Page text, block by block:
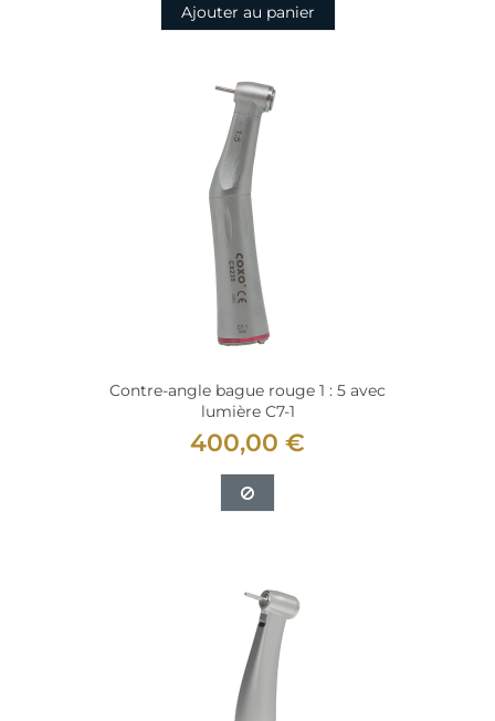
Ajouter au panier
Contre-angle bague rouge 1 : 5 avec
lumière C7-1
400,00 €